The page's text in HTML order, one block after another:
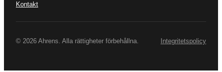
Kontakt
© 2026 Ahrens. Alla rättigheter förbehållna. Integritetspolicy